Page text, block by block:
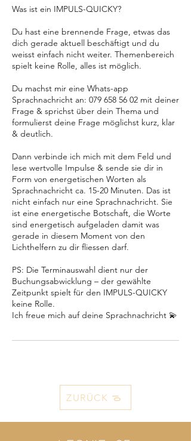
Was ist ein IMPULS-QUICKY?
Du hast eine brennende Frage, etwas das
dich gerade aktuell beschäftigt und du
weisst einfach nicht weiter. Themenbereich
spielt keine Rolle, alles ist möglich.
Du machst mir eine Whats-app
Sprachnachricht an: 079 658 56 02 mit deiner
Frage & sprichst über dein Thema und
formulierst deine Frage möglichst kurz, klar
& deutlich.
Dann verbinde ich mich mit dem Feld und
lese wertvolle Impulse & sende sie dir in
Form von energetischen Worten als
Sprachnachricht ca. 15-20 Minuten. Das ist
nicht einfach nur eine Sprachnachricht. Sie
ist eine energetische Botschaft, die Worte
sind energetisch aufgeladen damit was
gerade in diesem Moment von den
Lichthelfern zu dir fliessen darf.
PS: Die Terminauswahl dient nur der
Buchungsabwicklung – der gewählte
Zeitpunkt spielt für den IMPULS-QUICKY
keine Rolle.
Ich freue mich auf deine Sprachnachricht 💫
ZURÜCK ᯉ